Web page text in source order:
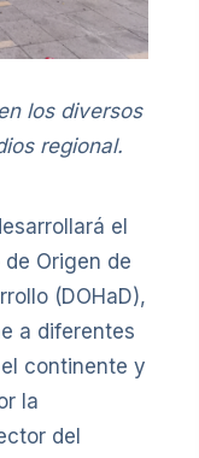
los diversos
regional.
el
Origen de
(DOHaD),
a diferentes
continente y
la
del